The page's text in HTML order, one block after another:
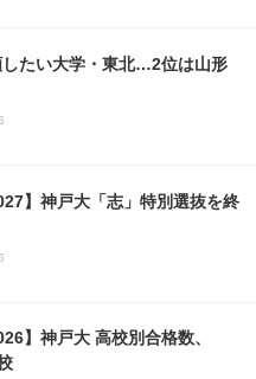
したい大学・東北…2位は山形
】神戸大「志」特別選抜を終
】神戸大 高校別合格数、